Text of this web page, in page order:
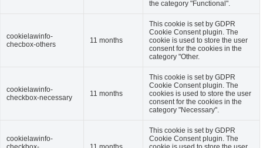
the category "Functional".
cookielawinfo-
checbox-others
11 months
This cookie is set by GDPR
Cookie Consent plugin. The
cookie is used to store the user
consent for the cookies in the
category "Other.
cookielawinfo-
checkbox-necessary
11 months
This cookie is set by GDPR
Cookie Consent plugin. The
cookies is used to store the user
consent for the cookies in the
category "Necessary".
cookielawinfo-
This cookie is set by GDPR
Cookie Consent plugin. The